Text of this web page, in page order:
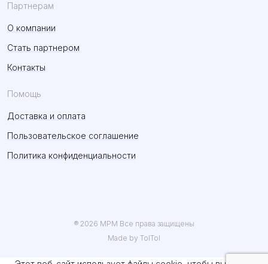
Партнерам
О компании
Стать партнером
Контакты
Помощь
Доставка и оплата
Пользовательское соглашение
Политика конфиденциальности
® 2026 MPM Все права защищены
Made by TolTol